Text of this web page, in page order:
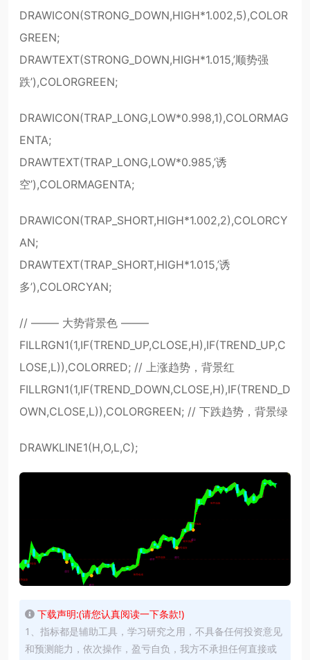
DRAWICON(STRONG_DOWN,HIGH*1.002,5),COLOR
GREEN;
DRAWTEXT(STRONG_DOWN,HIGH*1.015,’顺势强
跌’),COLORGREEN;
DRAWICON(TRAP_LONG,LOW*0.998,1),COLORMAG
ENTA;
DRAWTEXT(TRAP_LONG,LOW*0.985,’诱
空’),COLORMAGENTA;
DRAWICON(TRAP_SHORT,HIGH*1.002,2),COLORCY
AN;
DRAWTEXT(TRAP_SHORT,HIGH*1.015,’诱
多’),COLORCYAN;
// ——– 大势背景色 ——–
FILLRGN1(1,IF(TREND_UP,CLOSE,H),IF(TREND_UP,C
LOSE,L)),COLORRED; // 上涨趋势，背景红
FILLRGN1(1,IF(TREND_DOWN,CLOSE,H),IF(TREND_D
OWN,CLOSE,L)),COLORGREEN; // 下跌趋势，背景绿
DRAWKLINE1(H,O,L,C);
下载声明:(请您认真阅读一下条款!)
1、指标都是辅助工具，学习研究之用，不具备任何投资意见
和预测能力，依次操作，盈亏自负，我方不承担任何直接或